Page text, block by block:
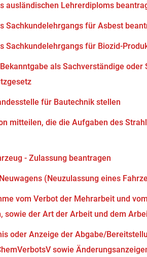
ausländischen Lehrerdiploms
Sachkundelehrgangs für Asbest
Sachkundelehrgangs für Biozid-
als Sachverständige
für Bautechnik stellen
mitteilen, die die Aufgaben des
- Zulassung beantragen
(Neuzulassung eines
vom Verbot der Mehrarbeit und
sowie der Art der Arbeit und dem
oder Anzeige der Abgabe/
sowie